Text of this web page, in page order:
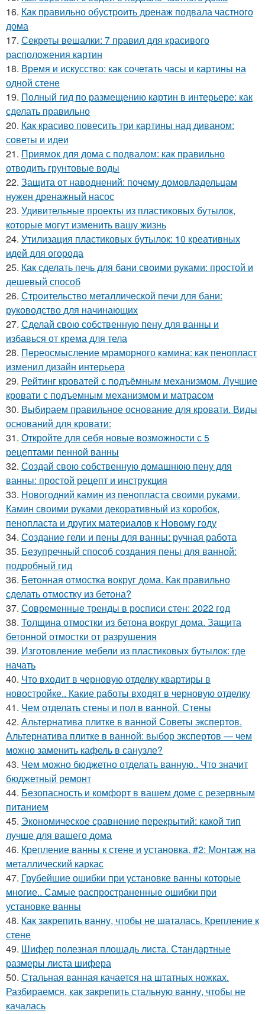
16. Как правильно обустроить дренаж подвала частного
дома
17. Секреты вешалки: 7 правил для красивого
расположения картин
18. Время и искусство: как сочетать часы и картины на
одной стене
19. Полный гид по размещению картин в интерьере: как
сделать правильно
20. Как красиво повесить три картины над диваном:
советы и идеи
21. Приямок для дома с подвалом: как правильно
отводить грунтовые воды
22. Защита от наводнений: почему домовладельцам
нужен дренажный насос
23. Удивительные проекты из пластиковых бутылок,
которые могут изменить вашу жизнь
24. Утилизация пластиковых бутылок: 10 креативных
идей для огорода
25. Как сделать печь для бани своими руками: простой и
дешевый способ
26. Строительство металлической печи для бани:
руководство для начинающих
27. Сделай свою собственную пену для ванны и
избавься от крема для тела
28. Переосмысление мраморного камина: как пенопласт
изменил дизайн интерьера
29. Рейтинг кроватей с подъёмным механизмом. Лучшие
кровати с подъемным механизмом и матрасом
30. Выбираем правильное основание для кровати. Виды
оснований для кровати:
31. Откройте для себя новые возможности с 5
рецептами пенной ванны
32. Создай свою собственную домашнюю пену для
ванны: простой рецепт и инструкция
33. Новогодний камин из пенопласта своими руками.
Камин своими руками декоративный из коробок,
пенопласта и других материалов к Новому году
34. Создание гели и пены для ванны: ручная работа
35. Безупречный способ создания пены для ванной:
подробный гид
36. Бетонная отмостка вокруг дома. Как правильно
сделать отмостку из бетона?
37. Современные тренды в росписи стен: 2022 год
38. Толщина отмостки из бетона вокруг дома. Защита
бетонной отмостки от разрушения
39. Изготовление мебели из пластиковых бутылок: где
начать
40. Что входит в черновую отделку квартиры в
новостройке.. Какие работы входят в черновую отделку
41. Чем отделать стены и пол в ванной. Стены
42. Альтернатива плитке в ванной Советы экспертов.
Альтернатива плитке в ванной: выбор экспертов — чем
можно заменить кафель в санузле?
43. Чем можно бюджетно отделать ванную.. Что значит
бюджетный ремонт
44. Безопасность и комфорт в вашем доме с резервным
питанием
45. Экономическое сравнение перекрытий: какой тип
лучше для вашего дома
46. Крепление ванны к стене и установка. #2: Монтаж на
металлический каркас
47. Грубейшие ошибки при установке ванны которые
многие.. Самые распространенные ошибки при
установке ванны
48. Как закрепить ванну, чтобы не шаталась. Крепление к
стене
49. Шифер полезная площадь листа. Стандартные
размеры листа шифера
50. Стальная ванная качается на штатных ножках.
Разбираемся, как закрепить стальную ванну, чтобы не
качалась